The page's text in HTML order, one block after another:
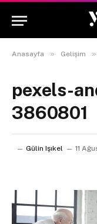
Anasayfa » Gelişim »
pexels-
3860801
Gülin Işıkel 11